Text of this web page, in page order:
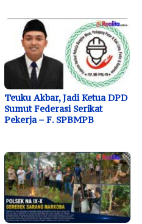
Teuku Akbar, Jadi Ketua DPD
Sumut Federasi Serikat
Pekerja – F. SPBMPB